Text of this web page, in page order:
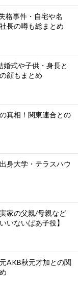
格事件・自宅や名
長の噂も総まとめ
婚式や子供・身長と
顔もまとめ
真相！関東連合との
身大学・テラスハウ
家の父親/母親など
いないばあ子役】
AKB秋元才加との関